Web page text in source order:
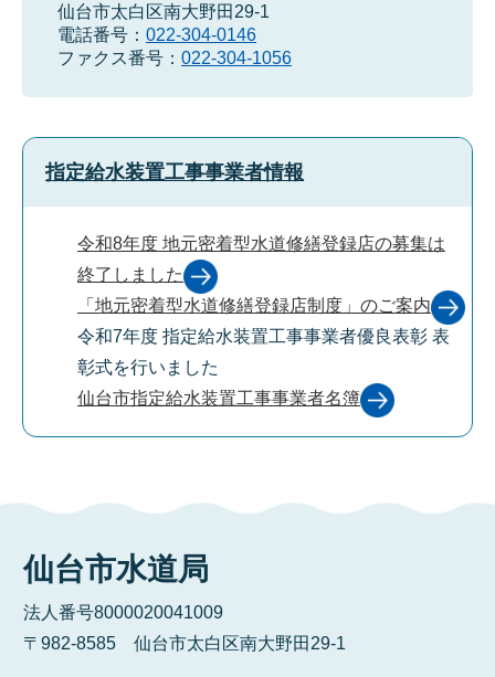
仙台市太白区南大野田29-1
電話番号： 022-304-0146
ファクス番号： 022-304-1056
指定給水装置工事事業者情報
令和8年度 地元密着型水道修繕登録店の募集は
終了しました
「地元密着型水道修繕登録店制度」のご案内
令和7年度 指定給水装置工事事業者優良表彰 表
彰式を行いました
仙台市指定給水装置工事事業者名簿
仙台市水道局
法人番号8000020041009
〒982-8585 仙台市太白区南大野田29-1